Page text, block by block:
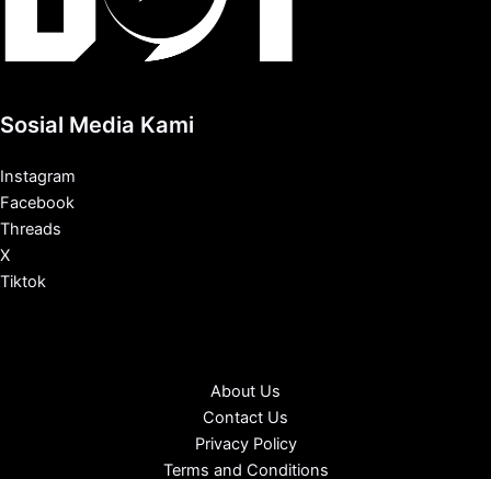
Sosial Media Kami
Instagram
Facebook
Threads
X
Tiktok
About Us
Contact Us
Privacy Policy
Terms and Conditions